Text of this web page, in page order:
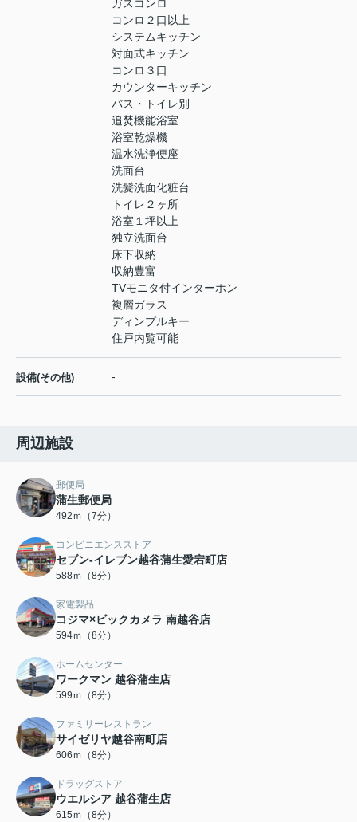
ガスコンロ
コンロ２口以上
システムキッチン
対面式キッチン
コンロ３口
カウンターキッチン
バス・トイレ別
追焚機能浴室
浴室乾燥機
温水洗浄便座
洗面台
洗髪洗面化粧台
トイレ２ヶ所
浴室１坪以上
独立洗面台
床下収納
収納豊富
TVモニタ付インターホン
複層ガラス
ディンプルキー
住戸内覧可能
設備(その他) -
周辺施設
郵便局
蒲生郵便局
492ｍ（7分）
コンビニエンスストア
セブン-イレブン越谷蒲生愛宕町店
588ｍ（8分）
家電製品
コジマ×ビックカメラ 南越谷店
594ｍ（8分）
ホームセンター
ワークマン 越谷蒲生店
599ｍ（8分）
ファミリーレストラン
サイゼリヤ越谷南町店
606ｍ（8分）
ドラッグストア
ウエルシア 越谷蒲生店
615ｍ（8分）